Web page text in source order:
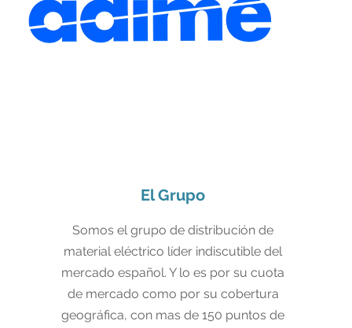
El Grupo
Somos el grupo de distribución de
material eléctrico líder indiscutible del
mercado español. Y lo es por su cuota
de mercado como por su cobertura
geográfica, con mas de 150 puntos de